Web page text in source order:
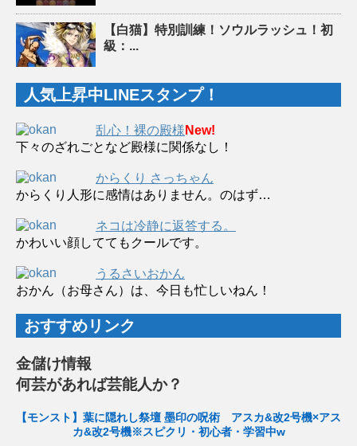
【白猫】特別訓練！ソウルラッシュ！初
級：...
人気上昇中LINEスタンプ！
乱心！裸の殿様 New!
下々のざれごとなど殿様に関係なし！
からくり さっちゃん
からくり人形に感情はありません。のはず…
ネコは冷静に返答する。
かわいい顔しててもクールです。
うるさいおかん
おかん（お母さん）は、今日も忙しいねん！
おすすめリンク
金儲け情報
何芸があれば芸能人か？
【モンスト】葉に隠れし祭壇 墨印の呪術 アスカ&改2号機×アス
カ&改2号機※スピクリ・初心者・学習中w